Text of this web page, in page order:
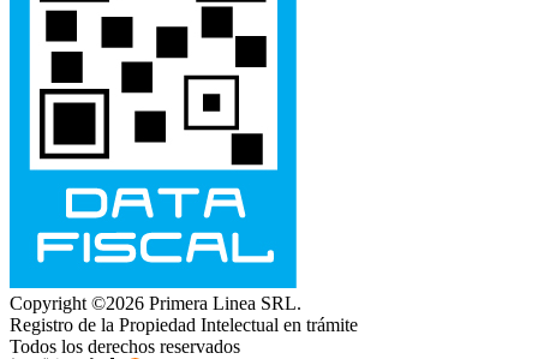
Copyright ©2026 Primera Linea SRL.
Registro de la Propiedad Intelectual en trámite
Todos los derechos reservados